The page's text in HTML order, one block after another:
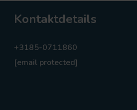
Kontaktdetails
+3185-0711860
[email protected]